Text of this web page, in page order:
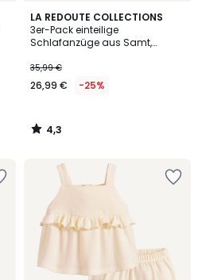
LA REDOUTE COLLECTIONS
3er-Pack einteilige
Schlafanzüge aus Samt,
35,99 €
26,99 € -25%
4,3
/ 5
4,3
/